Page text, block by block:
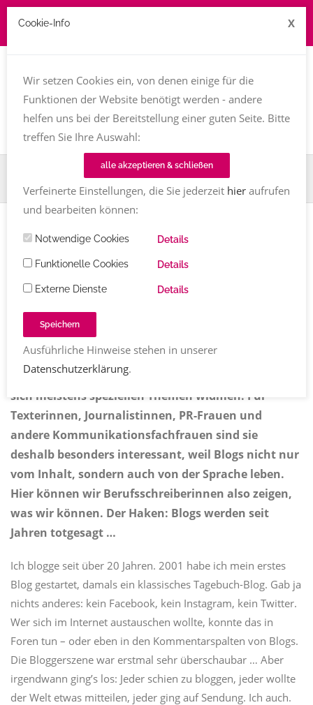
Home
TT-Magazin
Sind Blogs wirklich out? Oder: Totgesagte leben länger.
Sind Blogs wirklich out? Oder:
Totgesagte leben länger.
2874
Share
Blogs – früher auch „Weblogs“ genannt – sind
persönliche oder auch Unternehmens-Magazine, die
sich meistens speziellen Themen widmen. Für
Texterinnen, Journalistinnen, PR-Frauen und
andere Kommunikationsfachfrauen sind sie
deshalb besonders interessant, weil Blogs nicht nur
vom Inhalt, sondern auch von der Sprache leben.
Hier können wir Berufsschreiberinnen also zeigen,
was wir können. Der Haken: Blogs werden seit
Jahren totgesagt …
Ich blogge seit über 20 Jahren. 2001 habe ich mein erstes
Blog gestartet, damals ein klassisches Tagebuch-Blog. Gab ja
nichts anderes: kein Facebook, kein Instagram, kein Twitter.
Wer sich im Internet austauschen wollte, konnte das in
Foren tun – oder eben in den Kommentarspalten von Blogs.
Die Bloggerszene war erstmal sehr überschaubar … Aber
irgendwann ging’s los: Jeder schien zu bloggen, jeder wollte
der Welt etwas mitteilen, jeder ging auf Sendung. Ich auch.
Cookie-Info X
Wir setzen Cookies ein, von denen einige für die
Funktionen der Website benötigt werden - andere
helfen uns bei der Bereitstellung einer guten Seite. Bitte
treffen Sie Ihre Auswahl:
alle akzeptieren & schließen
Verfeinerte Einstellungen, die Sie jederzeit hieraufrufen
und bearbeiten können:
Notwendige Cookies Details
Funktionelle Cookies Details
Externe Dienste Details
Speichern
Ausführliche Hinweise stehen in unserer
Datenschutzerklärung.